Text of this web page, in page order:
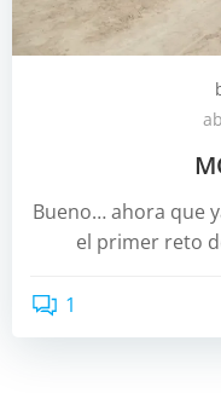
Bueno… ahora que
el primer reto
1